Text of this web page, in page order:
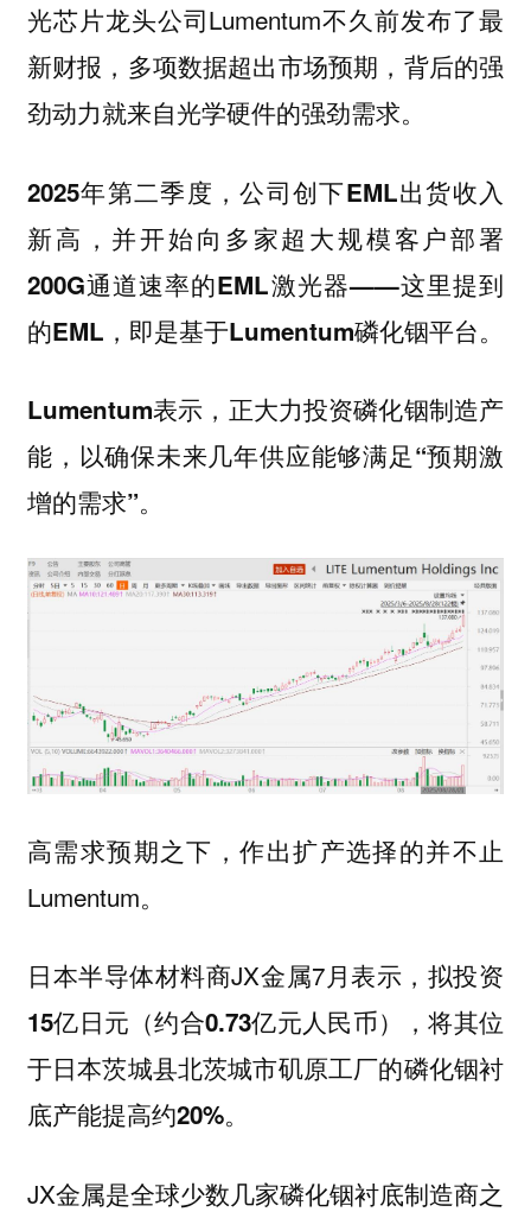
光芯片龙头公司Lumentum不久前发布了最
新财报，多项数据超出市场预期，背后的强
劲动力就来自光学硬件的强劲需求。
2025年第二季度，公司创下EML出货收入
新高，并开始向多家超大规模客户部署
200G通道速率的EML激光器——这里提到
的EML，即是基于Lumentum磷化铟平台。
Lumentum表示，正大力投资磷化铟制造产
能，以确保未来几年供应能够满足“预期激
增的需求”。
高需求预期之下，作出扩产选择的并不止
Lumentum。
日本半导体材料商JX金属7月表示， 拟投资
15亿日元（约合0.73亿元人民币），将其位
于日本茨城县北茨城市矶原工厂的磷化铟衬
底产能提高约20%。
JX金属是全球少数几家磷化铟衬底制造商之